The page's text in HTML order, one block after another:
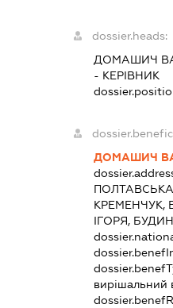
dossier.heads:
ДОМАШИЧ
- КЕРІВНИК
ДОМАШИЧ
КРЕМЕНЧУК,
ІГОРЯ,
вирішальний